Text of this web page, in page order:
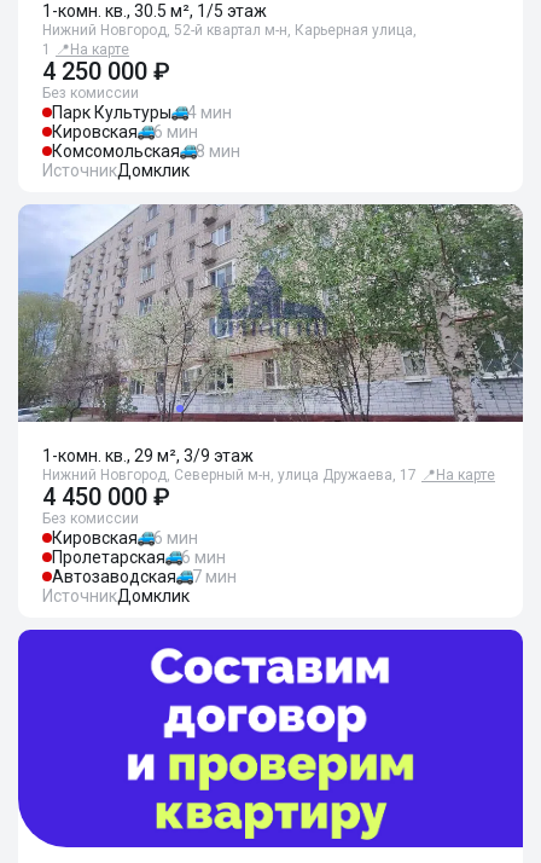
1-комн. кв., 30.5 м², 1/5 этаж
Нижний Новгород, 52-й квартал м-н, Карьерная улица,
1
📍 На карте
4 250 000 ₽
Без комиссии
Парк Культуры
4 мин
Кировская
6 мин
Комсомольская
8 мин
ИсточникДомклик
1-комн. кв., 29 м², 3/9 этаж
Нижний Новгород, Северный м-н, улица Дружаева, 17 📍 На карте
4 450 000 ₽
Без комиссии
Кировская
6 мин
Пролетарская
6 мин
Автозаводская
7 мин
ИсточникДомклик